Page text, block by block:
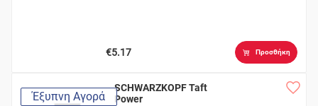
€5.17 Προσθήκη
Έξυπνη Αγορά
SCHWARZKOPF Taft
Power